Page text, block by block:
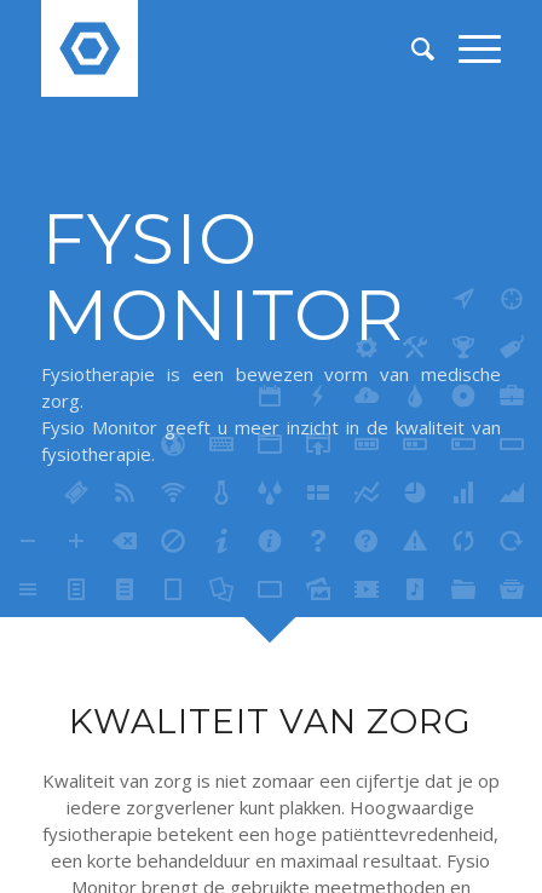
FYSIO
MONITOR
Fysiotherapie is een bewezen vorm van medische
zorg.
Fysio Monitor geeft u meer inzicht in de kwaliteit van
fysiotherapie.
KWALITEIT VAN ZORG
Kwaliteit van zorg is niet zomaar een cijfertje dat je op
iedere zorgverlener kunt plakken. Hoogwaardige
fysiotherapie betekent een hoge patiënttevredenheid,
een korte behandelduur en maximaal resultaat. Fysio
Monitor brengt de gebruikte meetmethoden en